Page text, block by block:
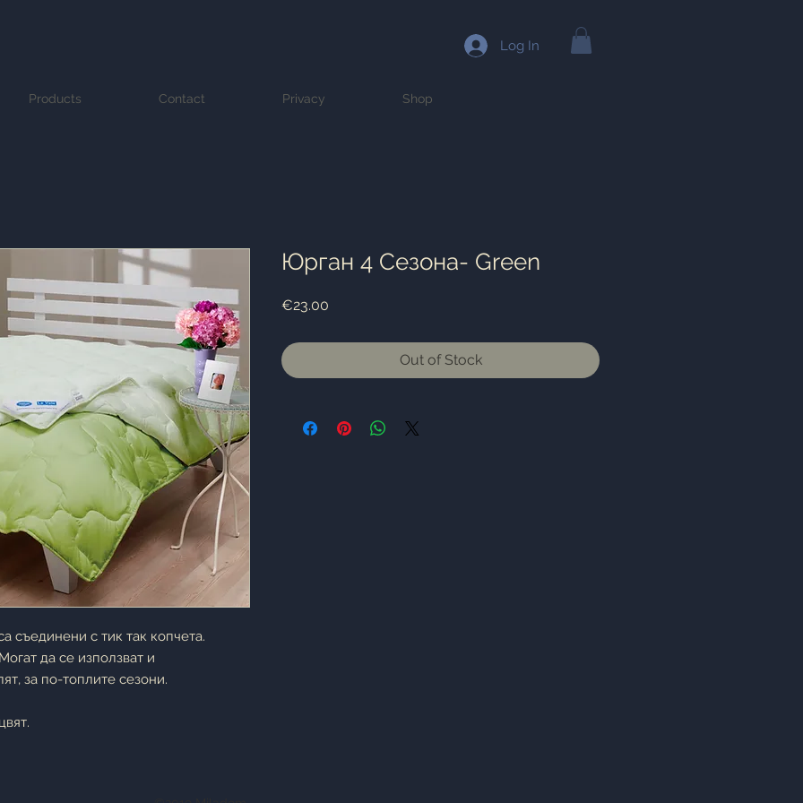
Log In
Products Contact Privacy Shop
съединени с тик так копчета.
да се използват и
за по-топлите сезони.
Юрган 4 Сезона- Green
€23.00
Out of Stock